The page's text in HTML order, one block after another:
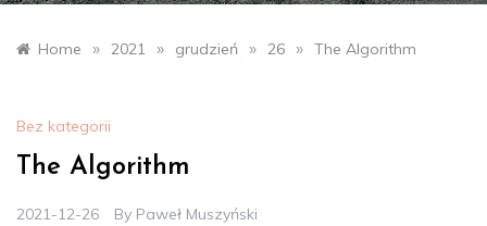
Home » 2021 » grudzień » 26 » The Algorithm
Bez kategorii
The Algorithm
2021-12-26 By Paweł Muszyński